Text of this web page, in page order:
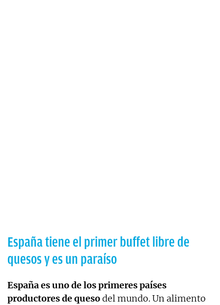
España tiene el primer buffet libre de
quesos y es un paraíso
España es uno de los primeres países
productores de quesodel mundo. Un alimento